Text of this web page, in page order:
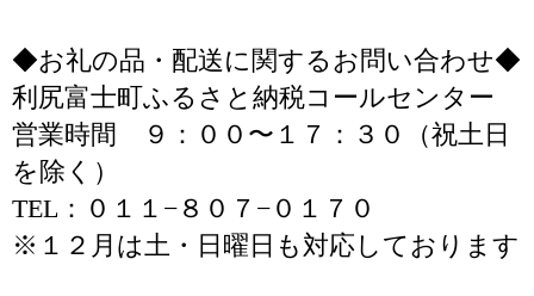
◆お礼の品・配送に関するお問い合わせ◆
利尻富士町ふるさと納税コールセンター
営業時間 ９：００〜１７：３０（祝土日
を除く）
TEL：０１１−８０７−０１７０
※１２月は土・日曜日も対応しております